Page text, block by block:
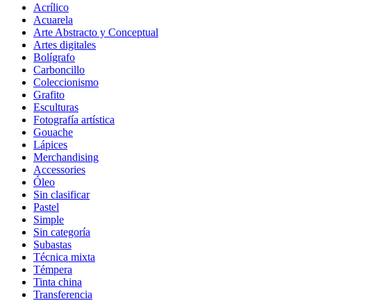
Acrílico
Acuarela
Arte Abstracto y Conceptual
Artes digitales
Bolígrafo
Carboncillo
Coleccionismo
Grafito
Esculturas
Fotografía artística
Gouache
Lápices
Merchandising
Accessories
Óleo
Sin clasificar
Pastel
Simple
Sin categoría
Subastas
Técnica mixta
Témpera
Tinta china
Transferencia